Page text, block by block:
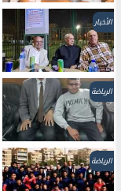
الأخبار
الرياضة
الرياضة